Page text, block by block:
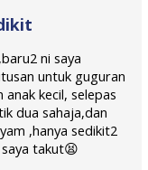
ni saya
untuk guguran
kecil, selepas
dua sahaja,dan
,hanya sedikit2
takut😫